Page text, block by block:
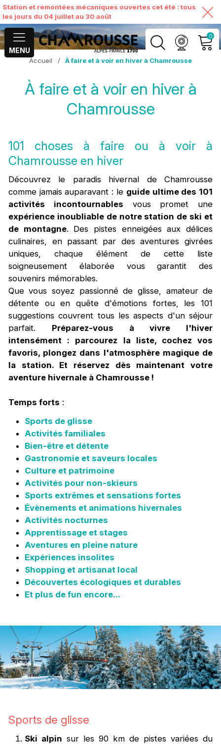
Station et remontées mécaniques ouvertes cet été : tous
les jours du 04 juillet au 30 août
MENU
0
MON COMPTE
VOIR MON PANIER
Accueil / À faire et à voir en hiver à Chamrousse
À faire et à voir en hiver à
Chamrousse
101 choses à faire ou à voir à
Chamrousse en hiver
Découvrez le paradis hivernal de Chamrousse
comme jamais auparavant : le guide ultime des 101
activités incontournables vous promet une
expérience inoubliable de notre station de ski et
de montagne. Des pistes enneigées aux délices
culinaires, en passant par des aventures givrées
uniques, chaque élément de cette liste
soigneusement élaborée vous garantit des
souvenirs mémorables.
Que vous soyez passionné de glisse, amateur de
détente ou en quête d'émotions fortes, les 101
suggestions couvrent tous les aspects d'un séjour
parfait. Préparez-vous à vivre l'hiver
intensément : parcourez la liste, cochez vos
favoris, plongez dans l'atmosphère magique de
la station. Et réservez dès maintenant votre
aventure hivernale à Chamrousse !
Temps forts :
Sports de glisse
Activités familiales
Bien-être et détente
Gastronomie et saveurs locales
Culture et patrimoine
Activités pour non-skieurs
Sports extrêmes et sensations fortes
Évènements et animations hivernales
Activités nocturnes
Apprentissage et stages
Aventures en pleine nature
Expériences insolites
Shopping et artisanat local
Découvertes écologiques et durables
Et plus de fun encore...
Sports de glisse
Ski alpin sur les 90 km de pistes variées du